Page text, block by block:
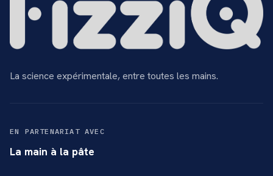
La science expérimentale, entre toutes les mains.
EN PARTENARIAT AVEC
La main à la pâte